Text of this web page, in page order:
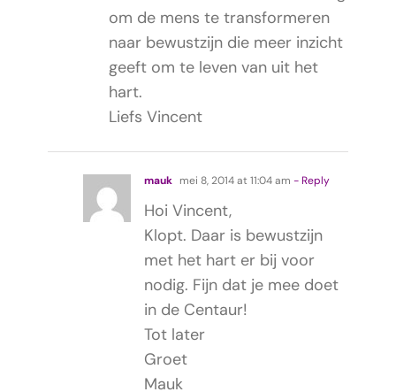
om de mens te transformeren
naar bewustzijn die meer inzicht
geeft om te leven van uit het
hart.
Liefs Vincent
mauk mei 8, 2014 at 11:04 am - Reply
Hoi Vincent,
Klopt. Daar is bewustzijn
met het hart er bij voor
nodig. Fijn dat je mee doet
in de Centaur!
Tot later
Groet
Mauk